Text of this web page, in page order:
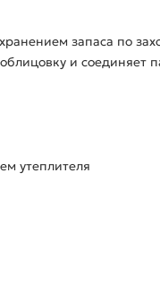
запаса по
и соединяет
утеплителя